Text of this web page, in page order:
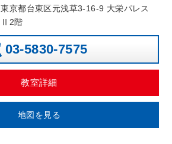
東京都台東区元浅草3-16-9 大栄パレス
Ⅱ2階
03-5830-7575
教室詳細
地図を見る